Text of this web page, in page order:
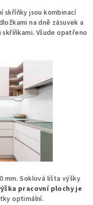
skříňky jsou kombinací
na dně zásuvek a
Všude opatřeno
mm. Soklová lišta výšky
pracovní plochy je
optimální.